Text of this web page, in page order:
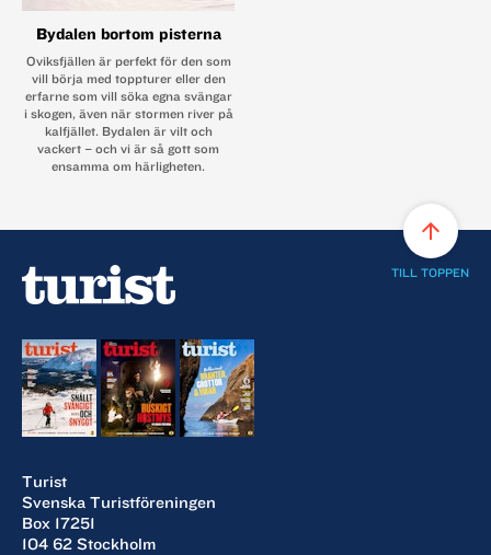
Bydalen bortom pisterna
Oviksfjällen är perfekt för den som
vill börja med toppturer eller den
erfarne som vill söka egna svängar
i skogen, även när stormen river på
kalfjället. Bydalen är vilt och
vackert – och vi är så gott som
ensamma om härligheten.
Turist
Svenska Turistföreningen
Box 17251
104 62 Stockholm
arrow_upward
TILL TOPPEN